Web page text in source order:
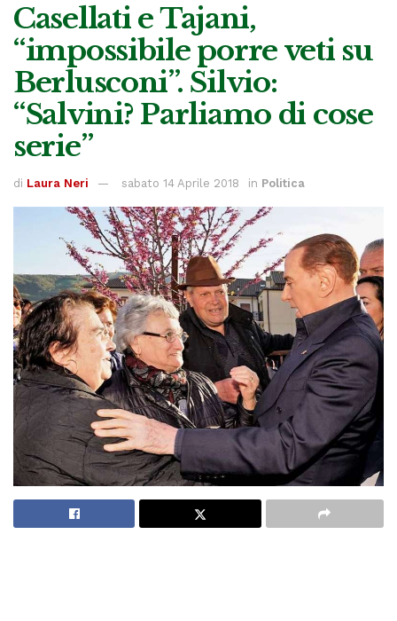
Casellati e Tajani,
“impossibile porre veti su
Berlusconi”. Silvio:
“Salvini? Parliamo di cose
serie”
di Laura Neri sabato 14 Aprile 2018 in Politica